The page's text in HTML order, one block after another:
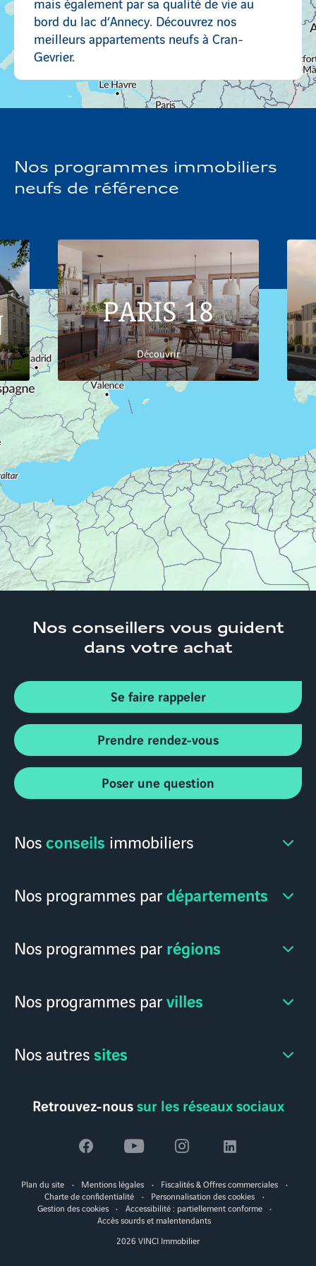
bord du lac d’Annecy. Découvrez nos
meilleurs appartements neufs à Cran-
Gevrier.
Nos programmes immobiliers
neufs de référence
PARIS 18
Découvrir
Accueil Trouver son logement
Alpes
Haute-Savoie
Appartements neufs Cran-
Gevrier 74960
Nos conseillers vous guident
dans votre achat
Se faire rappeler
Prendre rendez-vous
Poser une question
Nosconseils immobiliers
Nos programmes pardépartements
Nos programmes par régions
Nos programmes parvilles
Nos autressites
Retrouvez-noussur les réseaux sociaux
Voir
la
page
facebook
Voir
la
page
youtube
Voir
la
page
instagram
Voir
page
linkedin
Plan du site Mentions légales
Fiscalités & Offres commerciales
Charte de confidentialité
Personnalisation des cookies
Gestion des cookies
Accessibilité : partiellement conforme
Accès sourds et malentendants
2026 VINCI Immobilier